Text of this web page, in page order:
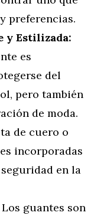
preferencias.
y Estilizada:
es
del
pero también
de moda.
de cuero o
incorporadas
en la
Los guantes son